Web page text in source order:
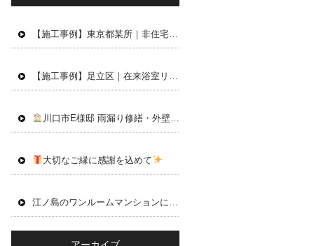
【施工事例】東京都某所｜非住宅施設新築工事 基礎工事
【施工事例】足立区｜在来浴室リニューアル工事
川口市E様邸 雨漏り修繕・外壁修繕工事を行いました
大切なご縁に感謝を込めて
江ノ島のワンルームマンションにてリノベーション工事を行いました